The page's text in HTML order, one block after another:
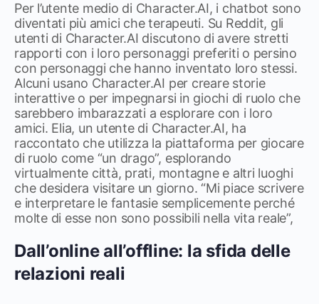
Per l’utente medio di Character.AI, i chatbot sono
diventati più amici che terapeuti. Su Reddit, gli
utenti di Character.AI discutono di avere stretti
rapporti con i loro personaggi preferiti o persino
con personaggi che hanno inventato loro stessi.
Alcuni usano Character.AI per creare storie
interattive o per impegnarsi in giochi di ruolo che
sarebbero imbarazzati a esplorare con i loro
amici. Elia, un utente di Character.AI, ha
raccontato che utilizza la piattaforma per giocare
di ruolo come “un drago”, esplorando
virtualmente città, prati, montagne e altri luoghi
che desidera visitare un giorno. “Mi piace scrivere
e interpretare le fantasie semplicemente perché
molte di esse non sono possibili nella vita reale”,
Dall’online all’offline: la sfida delle
relazioni reali